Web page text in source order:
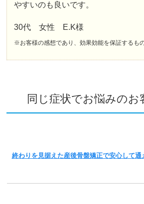
やすいのも良いです。
30代 女性 E.K様
※お客様の感想であり、効果効能を保証するも
同じ症状でお悩みのお
終わりを見据えた産後骨盤矯正で安心して通